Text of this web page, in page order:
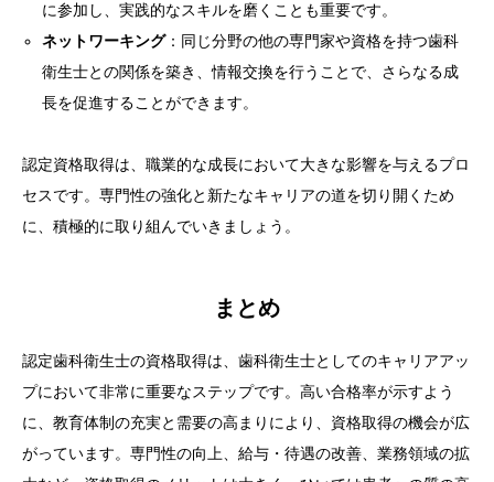
に参加し、実践的なスキルを磨くことも重要です。
ネットワーキング：同じ分野の他の専門家や資格を持つ歯科
衛生士との関係を築き、情報交換を行うことで、さらなる成
長を促進することができます。
認定資格取得は、職業的な成長において大きな影響を与えるプロ
セスです。専門性の強化と新たなキャリアの道を切り開くため
に、積極的に取り組んでいきましょう。
まとめ
認定歯科衛生士の資格取得は、歯科衛生士としてのキャリアアッ
プにおいて非常に重要なステップです。高い合格率が示すよう
に、教育体制の充実と需要の高まりにより、資格取得の機会が広
がっています。専門性の向上、給与・待遇の改善、業務領域の拡